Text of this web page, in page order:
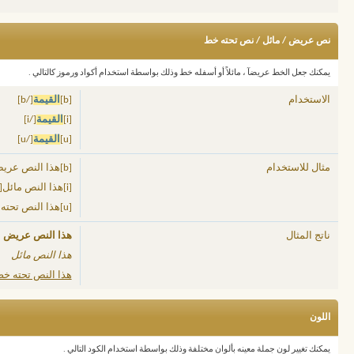
نص عريض / مائل / نص تحته خط
يمكنك جعل الخط عريضآ ، مائلاً أو أسفله خط وذلك بواسطة استخدام أكواد ورموز كالتالي .
[b] القيمة [/b]
[i]
القيمة [/i]
[u]
القيمة [/u]
الاستخدام
[b]هذا النص عريض[/b]
[i]هذا النص مائل[/i]
[u]هذا النص تحته خط[/u]
مثال للاستخدام
هذا النص عريض
هذا النص مائل
هذا النص تحته
ناتج المثال
اللون
يمكنك تغيير لون جملة معينه بألوان مختلفة وذلك بواسطة استخدام الكود التالي .